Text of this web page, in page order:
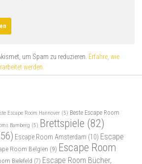
um Spam zu reduzieren. Erfahre, wie
werden.
Escape Room Hannover (5) Beste Escape Room
Bamberg (5) Brettspiele (82)
Escape Room Amsterdam (10) Escape
Room Belgien (9) Escape Room
Bielefeld (7) Escape Room Bücher,